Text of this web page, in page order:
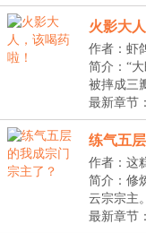
火影大
作者：虾
简介：“
被摔成三
最新章节：
练气五
作者：这
简介：修
云宗宗主
令...
最新章节：